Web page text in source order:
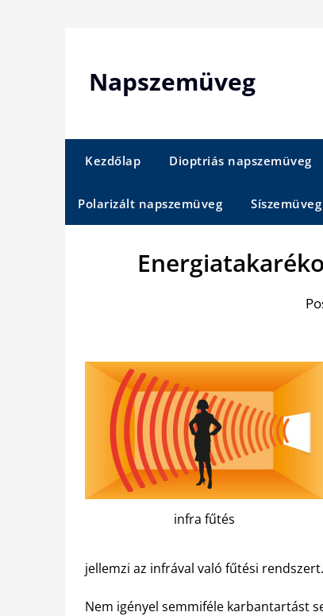
Napszemüveg
Kezdőlap Dioptriás napszemüveg
Polarizált napszemüveg Síszemüveg
infra fűtés
jellemzi az infrával való fűtési rendszert.
Nem igényel semmiféle karbantartást